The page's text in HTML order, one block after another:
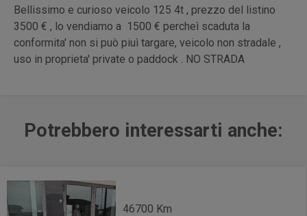
Bellissimo e curioso veicolo 125 4t , prezzo del listino
3500 € , lo vendiamo a 1500 € percheì scaduta la
conformita' non si può piuì targare, veicolo non stradale ,
uso in proprieta' private o paddock . NO STRADA
Potrebbero interessarti anche:
46700 Km